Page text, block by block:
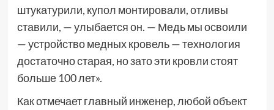
штукатурили, купол монтировали, отливы
ставили, — улыбается он. — Медь мы освоили
— устройство медных кровель — технология
достаточно старая, но зато эти кровли стоят
больше 100 лет».
Как отмечает главный инженер, любой объект